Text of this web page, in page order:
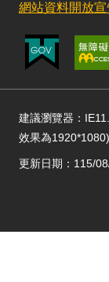
網站資料開放宣
建議瀏覽器：
效果為1920*1080)
更新日期：115/